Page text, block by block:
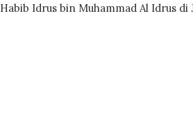
Habib Idrus bin Muhammad Al Idrus di